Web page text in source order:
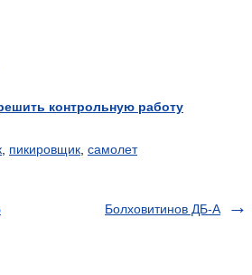
контрольную работу
пикировщик самолет
Болховитинов ДБ-А